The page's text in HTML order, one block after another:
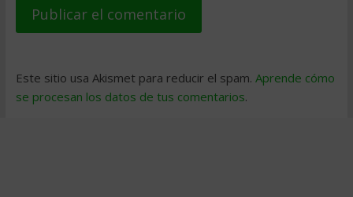
Este sitio usa Akismet para reducir el spam. Aprende cómo
se procesan los datos de tus comentarios.